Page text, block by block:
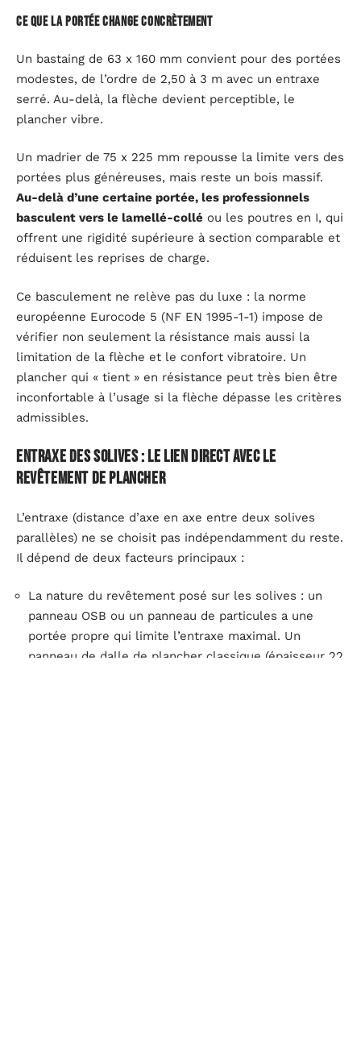
Ce que la portée change concrètement
Un bastaing de 63 x 160 mm convient pour des portées
modestes, de l’ordre de 2,50 à 3 m avec un entraxe
serré. Au-delà, la flèche devient perceptible, le
plancher vibre.
Un madrier de 75 x 225 mm repousse la limite vers des
portées plus généreuses, mais reste un bois massif.
Au-delà d’une certaine portée, les professionnels
basculent vers le lamellé-collé ou les poutres en I, qui
offrent une rigidité supérieure à section comparable et
réduisent les reprises de charge.
Ce basculement ne relève pas du luxe : la norme
européenne Eurocode 5 (NF EN 1995-1-1) impose de
vérifier non seulement la résistance mais aussi la
limitation de la flèche et le confort vibratoire. Un
plancher qui « tient » en résistance peut très bien être
inconfortable à l’usage si la flèche dépasse les critères
admissibles.
Entraxe des solives : le lien direct avec le
revêtement de plancher
L’entraxe (distance d’axe en axe entre deux solives
parallèles) ne se choisit pas indépendamment du reste.
Il dépend de deux facteurs principaux :
La nature du revêtement posé sur les solives : un
panneau OSB ou un panneau de particules a une
portée propre qui limite l’entraxe maximal. Un
panneau de dalle de plancher classique (épaisseur 22